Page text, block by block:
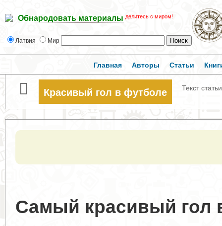
Обнародовать материалы делитесь с миром!
Латвия Мир
Главная Авторы Статьи
Красивый гол в футболе Текст статьи
Самый красивый гол